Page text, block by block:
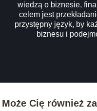
wiedzą o biznesie,
celem jest
przystępny język, by
biznesu i
Może Cię również